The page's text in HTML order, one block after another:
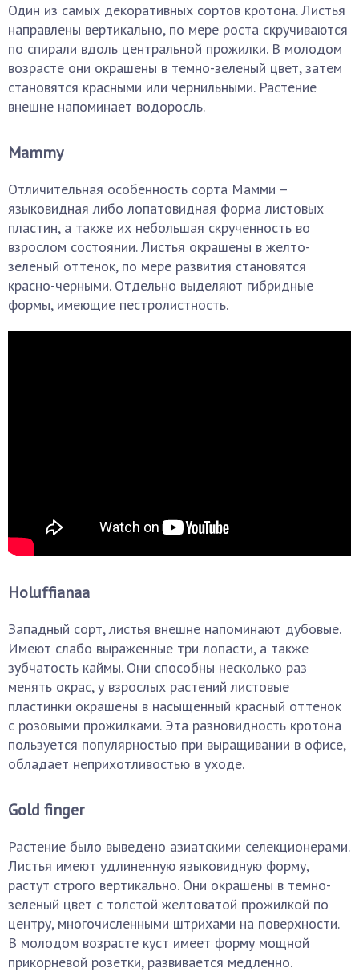
Один из самых декоративных сортов кротона. Листья
направлены вертикально, по мере роста скручиваются
по спирали вдоль центральной прожилки. В молодом
возрасте они окрашены в темно-зеленый цвет, затем
становятся красными или чернильными. Растение
внешне напоминает водоросль.
Mammy
Отличительная особенность сорта Мамми –
языковидная либо лопатовидная форма листовых
пластин, а также их небольшая скрученность во
взрослом состоянии. Листья окрашены в желто-
зеленый оттенок, по мере развития становятся
красно-черными. Отдельно выделяют гибридные
формы, имеющие пестролистность.
Holuffianaa
Западный сорт, листья внешне напоминают дубовые.
Имеют слабо выраженные три лопасти, а также
зубчатость каймы. Они способны несколько раз
менять окрас, у взрослых растений листовые
пластинки окрашены в насыщенный красный оттенок
с розовыми прожилками. Эта разновидность кротона
пользуется популярностью при выращивании в офисе,
обладает неприхотливостью в уходе.
Gold finger
Растение было выведено азиатскими селекционерами.
Листья имеют удлиненную языковидную форму,
растут строго вертикально. Они окрашены в темно-
зеленый цвет с толстой желтоватой прожилкой по
центру, многочисленными штрихами на поверхности.
В молодом возрасте куст имеет форму мощной
прикорневой розетки, развивается медленно.